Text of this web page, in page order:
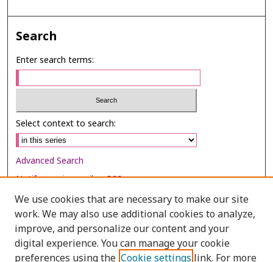
Search
Enter search terms:
Select context to search:
Advanced Search
Notify me via email orRSS
Browse
Collections
Disciplines
We use cookies that are necessary to make our site
work. We may also use additional cookies to analyze,
improve, and personalize our content and your
digital experience. You can manage your cookie
preferences using the Cookie settings link. For more